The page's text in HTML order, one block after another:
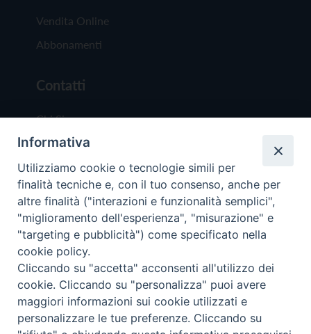
Vendita Online
Abbonamenti
Contatti
Chi Siamo
Redazione
Scrivici
Copyright © 2019 - Tutti i diritti riservati - Vita
Trentina Editrice
Privacy Policy
Torna
Informativa
Utilizziamo cookie o tecnologie simili per
finalità tecniche e, con il tuo consenso, anche per
altre finalità ("interazioni e funzionalità semplici",
"miglioramento dell'esperienza", "misurazione" e
"targeting e pubblicità") come specificato nella
cookie policy.
Cliccando su "accetta" acconsenti all'utilizzo dei
cookie. Cliccando su "personalizza" puoi avere
maggiori informazioni sui cookie utilizzati e
personalizzare le tue preferenze. Cliccando su